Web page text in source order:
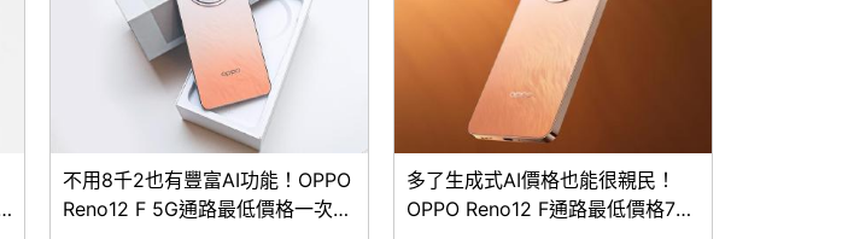
不用8千2也有豐富AI功能！OPPO
Reno12 F 5G通路最低價格一次看
多了生成式AI價格也能很親民！
OPPO Reno12 F通路最低價格7千